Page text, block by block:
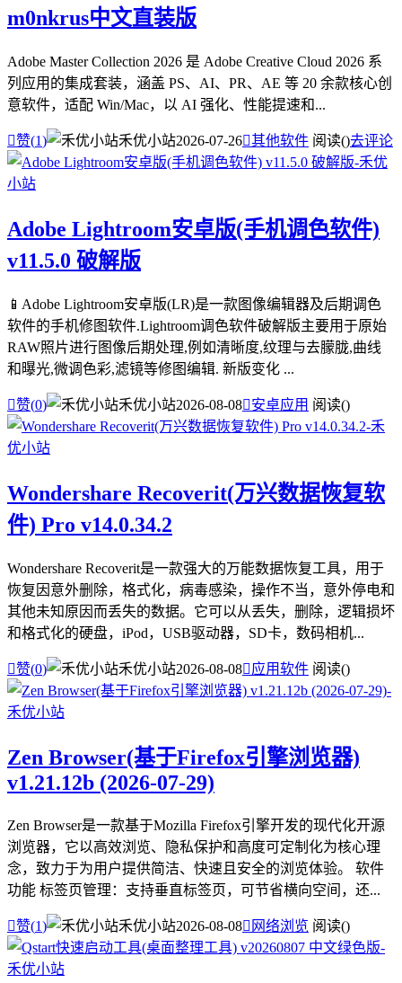
m0nkrus中文直装版
Adobe Master Collection 2026 是 Adobe Creative Cloud 2026 系
列应用的集成套装，涵盖 PS、AI、PR、AE 等 20 余款核心创
意软件，适配 Win/Mac，以 AI 强化、性能提速和...
赞(1) 禾优小站2026-07-26其他软件 阅读()去评论
Adobe Lightroom安卓版(手机调色软件)
v11.5.0 破解版
📱Adobe Lightroom安卓版(LR)是一款图像编辑器及后期调色
软件的手机修图软件.Lightroom调色软件破解版主要用于原始
RAW照片进行图像后期处理,例如清晰度,纹理与去朦胧,曲线
和曝光,微调色彩,滤镜等修图编辑. 新版变化 ...
赞(0) 禾优小站2026-08-08安卓应用 阅读()
Wondershare Recoverit(万兴数据恢复软
件) Pro v14.0.34.2
Wondershare Recoverit是一款强大的万能数据恢复工具，用于
恢复因意外删除，格式化，病毒感染，操作不当，意外停电和
其他未知原因而丢失的数据。它可以从丢失，删除，逻辑损坏
和格式化的硬盘，iPod，USB驱动器，SD卡，数码相机...
赞(0) 禾优小站2026-08-08应用软件 阅读()
Zen Browser(基于Firefox引擎浏览器)
v1.21.12b (2026-07-29)
Zen Browser是一款基于Mozilla Firefox引擎开发的现代化开源
浏览器，它以高效浏览、隐私保护和高度可定制化为核心理
念，致力于为用户提供简洁、快速且安全的浏览体验。 软件
功能 标签页管理：支持垂直标签页，可节省横向空间，还...
赞(1) 禾优小站2026-08-08 网络浏览 阅读()